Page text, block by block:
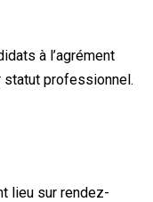
à l’agrément
professionnel.
lieu sur rendez-